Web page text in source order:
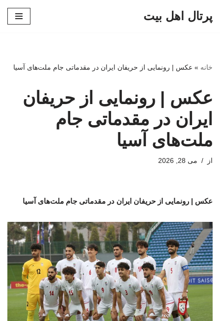
پرتال اهل بیت
خانه » عکس | رونمایی از حریفان ایران در مقدماتی جام ملت‌های آسیا
عکس | رونمایی از حریفان
ایران در مقدماتی جام
ملت‌های آسیا
از می 28, 2026
عکس | رونمایی از حریفان ایران در مقدماتی جام ملت‌های آسیا